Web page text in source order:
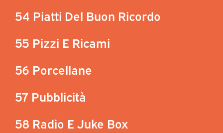
54 Piatti Del Buon Ricordo
55 Pizzi E Ricami
56 Porcellane
57 Pubblicità
58 Radio E Juke Box